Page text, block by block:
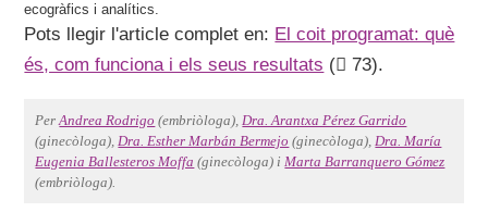
ecogràfics i analítics.
Pots llegir l'article complet en: El coit programat: què
és, com funciona i els seus resultats ( 73).
PerAndrea Rodrigo (embriòloga),Dra. Arantxa Pérez Garrido
(ginecòloga),Dra. Esther Marbán Bermejo (ginecòloga),Dra. María
Eugenia Ballesteros Moffa (ginecòloga) iMarta Barranquero Gómez
(embriòloga).